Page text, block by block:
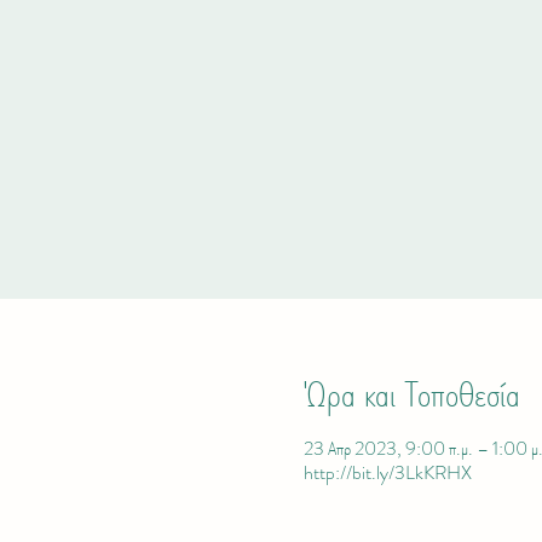
Ώρα και Τοποθεσία
23 Απρ 2023, 9:00 π.μ. – 1:00
http://bit.ly/3LkKRHX